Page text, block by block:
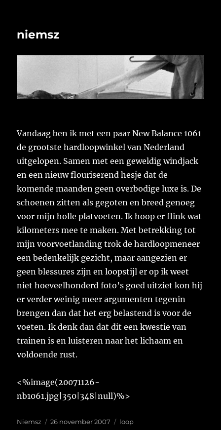
niemsz
Vandaag ben ik met een paar New Balance 1061
de grootste hardloopwinkel van Nederland
uitgelopen. Samen met een geweldig windjack
en een nieuw flouriserend hesje dat de
komende maanden geen overbodige luxe is. De
schoenen zitten als gegoten en breed genoeg
voor mijn holle platvoeten. Ik hoop er flink wat
kilometers mee te maken. Met betrekking tot
mijn voorvoetlanding trok de hardloopmeneer
een bedenkelijk gezicht, maar aangezien er
geen blessures zijn en loopstijl er op ik weet
niet hoeveelhonderd foto’s goed uitziet kon hij
er verder weinig meer argumenten tegenin
brengen dan dat het erg belastend is voor de
voeten. Ik denk dan dat dit een kwestie van
trainen is en luisteren naar het lichaam en
voldoende rust.
<%image(20071126-
nb1061.jpg|350|348|null)%>
Auteur
Niemsz
Geplaatst
26 november 2007 Tags
loop